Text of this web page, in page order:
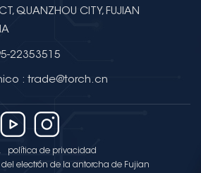
QUANZHOU CITY, FUJIAN
22353515
: trade@torch.cn
política de privacidad
del electrón de la antorcha de Fujian